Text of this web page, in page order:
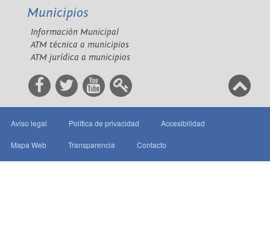
Municipios
Información Municipal
ATM técnica a municipios
ATM jurídica a municipios
Aviso legal Política de privacidad Accesibilidad
Mapa Web Transparencia Contacto